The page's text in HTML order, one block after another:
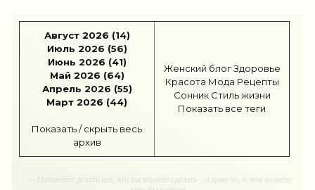
Бизнес (717)
Рецепты
Шоппинг (47)
Диеты (1208)
Отдых
Август 2026 (14)
Июль 2026 (56)
Июнь 2026 (41)
Май 2026 (64)
Апрель 2026 (55)
Март 2026 (44)
Показать / скрыть весь
архив
Женский блог Здоровье
Красота Мода Рецепты
Сонник Стиль жизни
Показать все теги
-- Начинайте делать все, что вы можете сделать – и даже то, о чем можете